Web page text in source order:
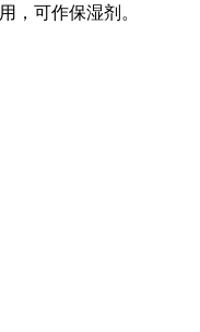
，可作保湿剂。